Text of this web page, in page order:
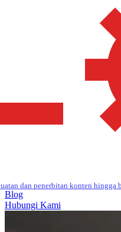
dan penerbitan konten hingga
Blog
Hubungi Kami